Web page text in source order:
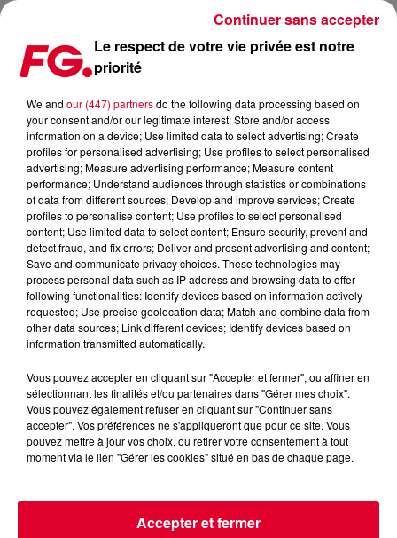
FG MIX DANCE : OLIVER HELDENS
Le respect de votre vie privée est notre
priorité
We and our (447) partnersdo the following data processing based on
your consent and/or our legitimate interest: Store and/or access
information on a device; Use limited data to select advertising; Create
profiles for personalised advertising; Use profiles to select personalised
advertising; Measure advertising performance; Measure content
performance; Understand audiences through statistics or combinations
of data from different sources; Develop and improve services; Create
profiles to personalise content; Use profiles to select personalised
content; Use limited data to select content; Ensure security, prevent and
detect fraud, and fix errors; Deliver and present advertising and content;
Save and communicate privacy choices. These technologies may
process personal data such as IP address and browsing data to offer
following functionalities: Identify devices based on information actively
requested; Use precise geolocation data; Match and combine data from
other data sources; Link different devices; Identify devices based on
information transmitted automatically.
Vous pouvez accepter en cliquant sur "Accepter et fermer", ou affiner en
sélectionnant les finalités et/ou partenaires dans "Gérer mes choix".
Vous pouvez également refuser en cliquant sur "Continuer sans
accepter". Vos préférences ne s'appliqueront que pour ce site. Vous
pouvez mettre à jour vos choix, ou retirer votre consentement à tout
moment via le lien "Gérer les cookies" situé en bas de chaque page.
Accepter et fermer
Continuer sans accepter